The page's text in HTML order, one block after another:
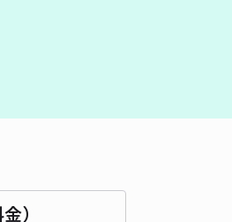
）